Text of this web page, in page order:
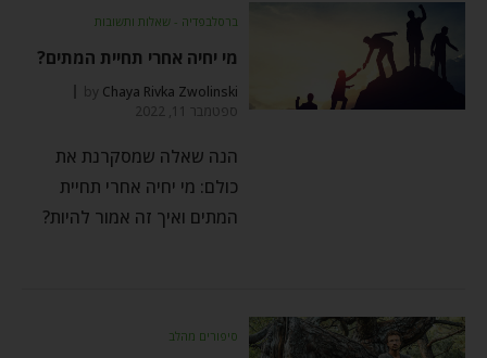
ברסלבפדיה - שאלות ותשובות
מי יחיה אחרי תחיית המתים?
by Chaya Rivka Zwolinski
ספטמבר 11, 2022
הנה שאלה שמסקרנת את
כולם: מי יחיה אחרי תחיית
המתים ואיך זה אמור להיות?
סיפורים מהלב